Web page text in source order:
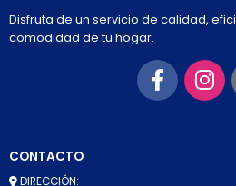
Disfruta de un servicio de calidad,
comodidad de tu hogar.
CONTACTO
DIRECCIÓN: